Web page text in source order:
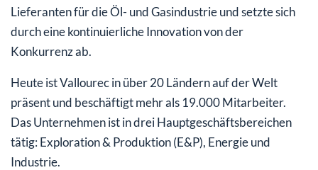
Lieferanten für die Öl- und Gasindustrie und setzte sich
durch eine kontinuierliche Innovation von der
Konkurrenz ab.
Heute ist Vallourec in über 20 Ländern auf der Welt
präsent und beschäftigt mehr als 19.000 Mitarbeiter.
Das Unternehmen ist in drei Hauptgeschäftsbereichen
tätig: Exploration & Produktion (E&P), Energie und
Industrie.